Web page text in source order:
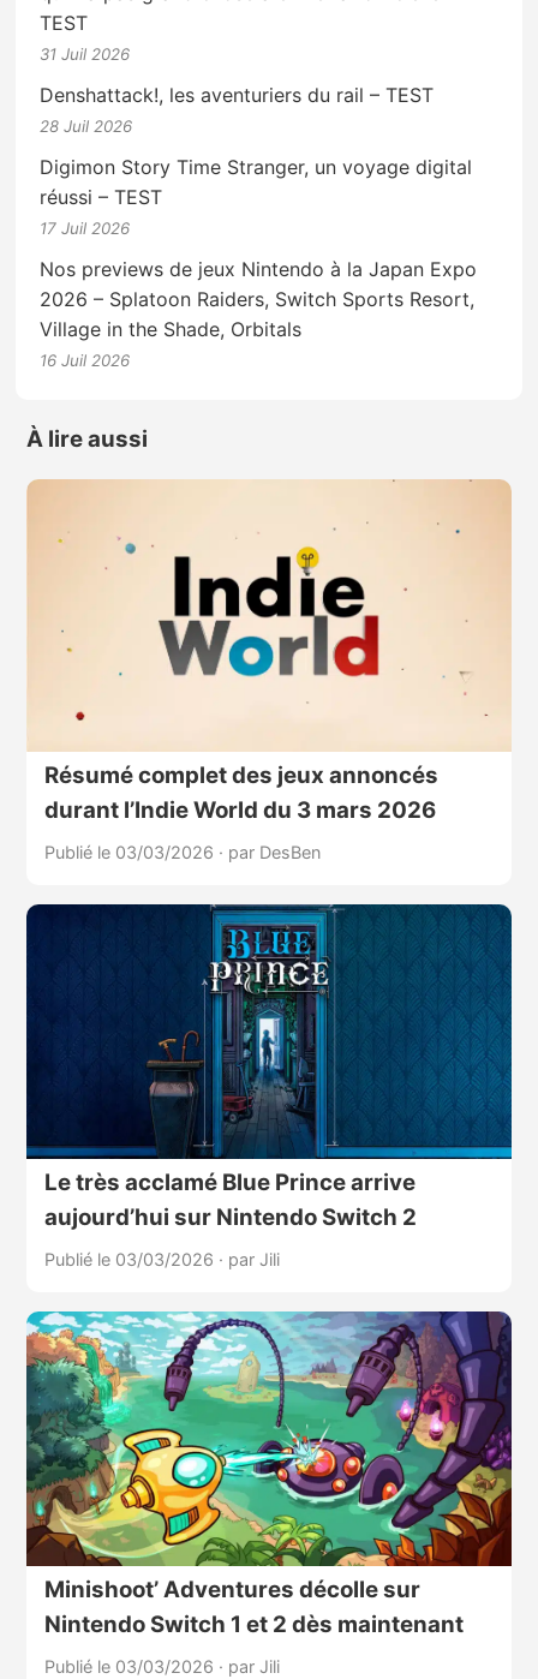
TEST
31 Juil 2026
Denshattack!, les aventuriers du rail – TEST
28 Juil 2026
Digimon Story Time Stranger, un voyage digital
réussi – TEST
17 Juil 2026
Nos previews de jeux Nintendo à la Japan Expo
2026 – Splatoon Raiders, Switch Sports Resort,
Village in the Shade, Orbitals
16 Juil 2026
À lire aussi
Résumé complet des jeux annoncés
durant l’Indie World du 3 mars 2026
Publié le 03/03/2026 · par DesBen
Le très acclamé Blue Prince arrive
aujourd’hui sur Nintendo Switch 2
Publié le 03/03/2026 · par Jili
Minishoot’ Adventures décolle sur
Nintendo Switch 1 et 2 dès maintenant
Publié le 03/03/2026 · par Jili